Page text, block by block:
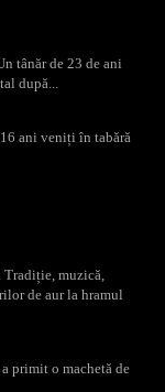
tânăr de 23 de ani
după...
ani veniți în tabără
Tradiție, muzică,
de aur la hramul
primit o machetă de